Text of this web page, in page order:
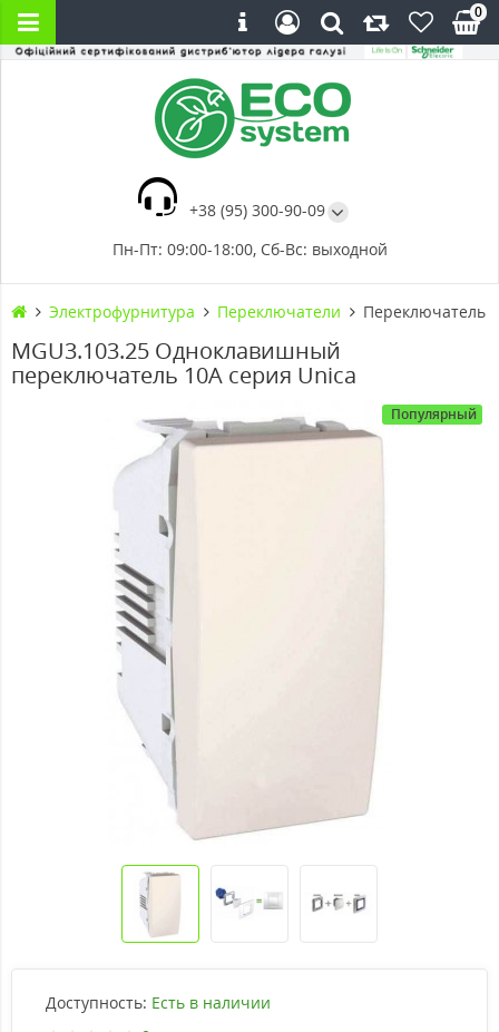
+38 (95) 300-90-09
Пн-Пт: 09:00-18:00, Сб-Вс: выходной
0
Электрофурнитура Переключатели Переключатель
MGU3.103.25 Одноклавишный
переключатель 10А серия Unica
Популярный
Доступность: Есть в наличии